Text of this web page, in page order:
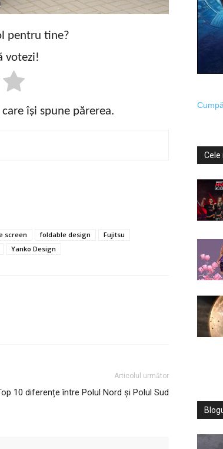
pentru tine?
votezi!
își spune părerea.
screen foldable design
Fujitsu
Yanko Design
Articolul următor
10 diferențe între Polul Nord și Polul Sud
Cele